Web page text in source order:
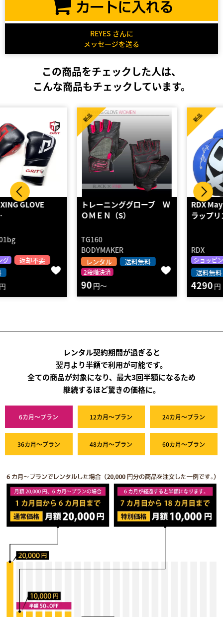
REYES さんに
メッセージを送る
この商品をチェックした人は、
こんな商品もチェックしています。
トレーニンググローブ Ｗ
TG160
レンタル 送料無料
RDX Maya ハイドレザー グ
ラップリンググ…
RDX
ショッピング
返却不要
新品
レンタル契約期間が過ぎると
翌月より半額で利用が可能です。
全ての商品が対象になり、最大3回半額になるため
継続するほど驚きの価格に。
6カ月～プラン 12カ月～プラン 24カ月～プラン
36カ月～プラン 48カ月～プラン 60カ月～プラン